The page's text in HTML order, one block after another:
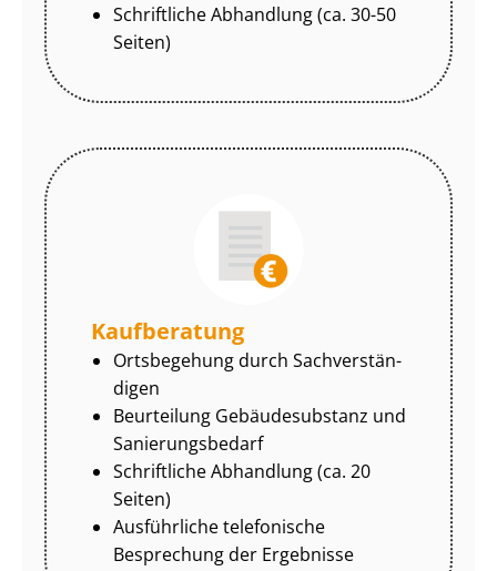
Schriftliche Abhandlung (ca. 30-50
Seiten)
Kaufberatung
Ortsbegehung durch Sach­ver­stän­
di­gen
Beurteilung Gebäudesubstanz und
Sa­nie­rungs­be­darf
Schriftliche Abhandlung (ca. 20
Seiten)
Ausführliche telefonische
Besprechung der Ergebnisse